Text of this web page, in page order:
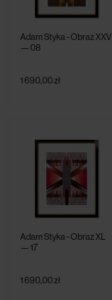
Adam Styka - Obraz XXV
— 08
1 690,00 zł
Adam Styka - Obraz XL
— 17
1 690,00 zł